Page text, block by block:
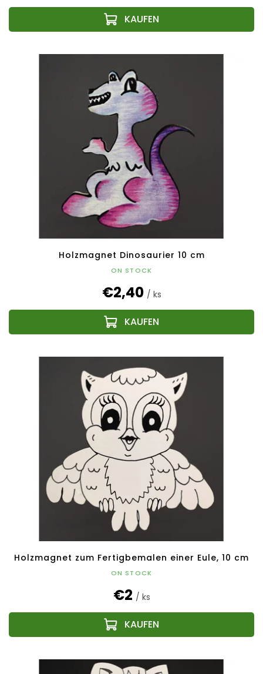
Holzmagnet Dinosaurier 10 cm
ON STOCK
€2,40 / ks
Holzmagnet zum Fertigbemalen einer Eule, 10 cm
ON STOCK
€2 / ks